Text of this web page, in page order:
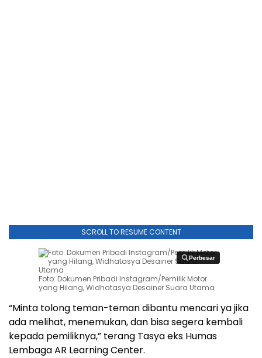
SCROLL TO RESUME CONTENT
Perbesar
Perbesar
Foto: Dokumen Pribadi Instagram/Pemilik Motor
yang Hilang, Widhatasya Desainer Suara Utama
“Minta tolong teman-teman dibantu mencari ya jika
ada melihat, menemukan, dan bisa segera kembali
kepada pemiliknya,” terang Tasya eks Humas
Lembaga AR Learning Center.